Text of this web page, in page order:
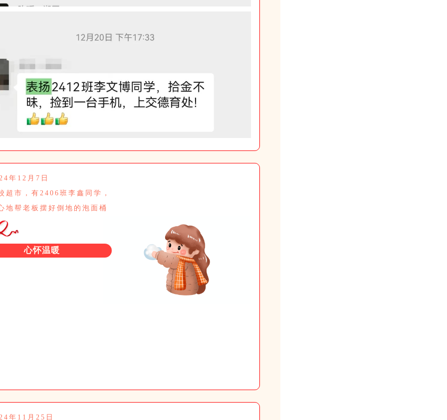
年12月7日
超市，有2406班李鑫同学，
地帮老板摆好倒地的泡面桶
心怀温暖
年11月25日